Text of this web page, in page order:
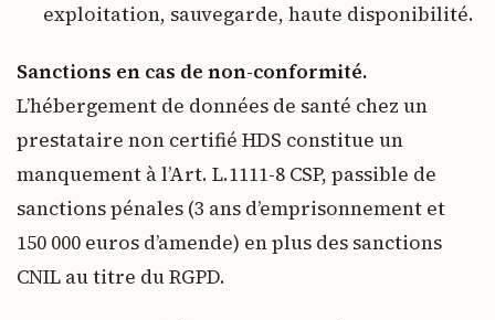
exploitation, sauvegarde, haute disponibilité.
Sanctions en cas de non-conformité.
L’hébergement de données de santé chez un
prestataire non certifié HDS constitue un
manquement à l’Art. L.1111-8 CSP, passible de
sanctions pénales (3 ans d’emprisonnement et
150 000 euros d’amende) en plus des sanctions
CNIL au titre du RGPD.